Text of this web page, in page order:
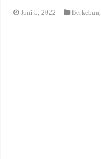
Juni 5, 2022 Berkebun